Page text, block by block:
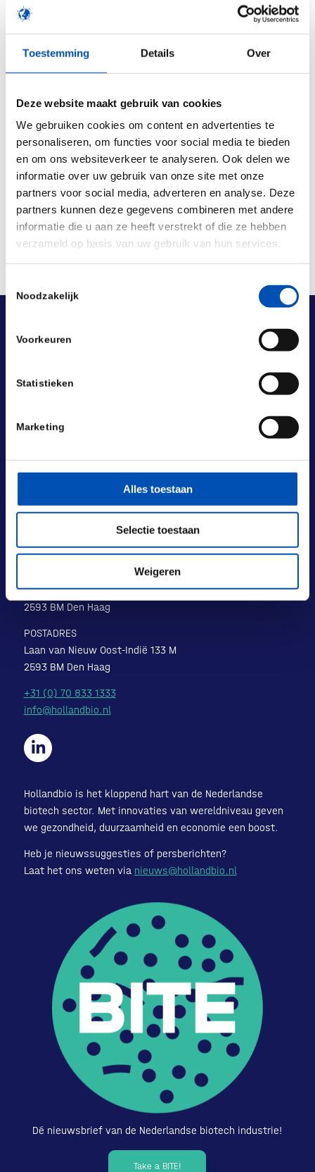
Toestemming Details Over
Deze website maakt gebruik van cookies
We gebruiken cookies om content en advertenties te
personaliseren, om functies voor social media te bieden
en om ons websiteverkeer te analyseren. Ook delen we
informatie over uw gebruik van onze site met onze
partners voor social media, adverteren en analyse. Deze
partners kunnen deze gegevens combineren met andere
informatie die u aan ze heeft verstrekt of die ze hebben
verzameld op basis van uw gebruik van hun services.
Noodzakelijk
Voorkeuren
Statistieken
Marketing
Alles toestaan
Selectie toestaan
Weigeren
Deel dit stuk
Laan van Nieuw Oost-Indië 131-133
2593 BM Den Haag
POSTADRES
Laan van Nieuw Oost-Indië 133 M
2593 BM Den Haag
+31 (0) 70 833 1333
info@hollandbio.nl
Hollandbio is het kloppend hart van de Nederlandse
biotech sector. Met innovaties van wereldniveau geven
we gezondheid, duurzaamheid en economie een boost.
Heb je nieuwssuggesties of persberichten?
Laat het ons weten via nieuws@hollandbio.nl
Dé nieuwsbrief van de Nederlandse biotech industrie!
Take a BITE!